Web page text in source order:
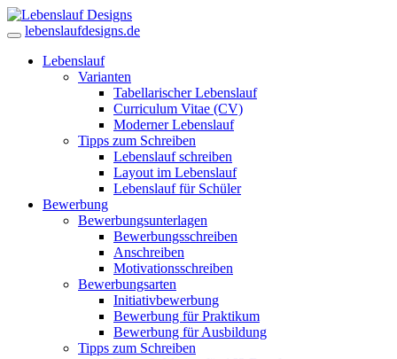
lebenslaufdesigns.de
Lebenslauf
Varianten
Tabellarischer Lebenslauf
Curriculum Vitae (CV)
Moderner Lebenslauf
Tipps zum Schreiben
Lebenslauf schreiben
Layout im Lebenslauf
Lebenslauf für Schüler
Bewerbung
Bewerbungsunterlagen
Bewerbungsschreiben
Anschreiben
Motivationsschreiben
Bewerbungsarten
Initiativbewerbung
Bewerbung für Praktikum
Bewerbung für Ausbildung
Tipps zum Schreiben